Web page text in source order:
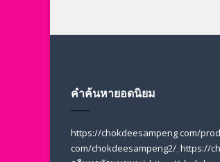
คำค้นหายอดนิยม
https://chokdeesampeng com/
com/chokdeesampeng2/, https://